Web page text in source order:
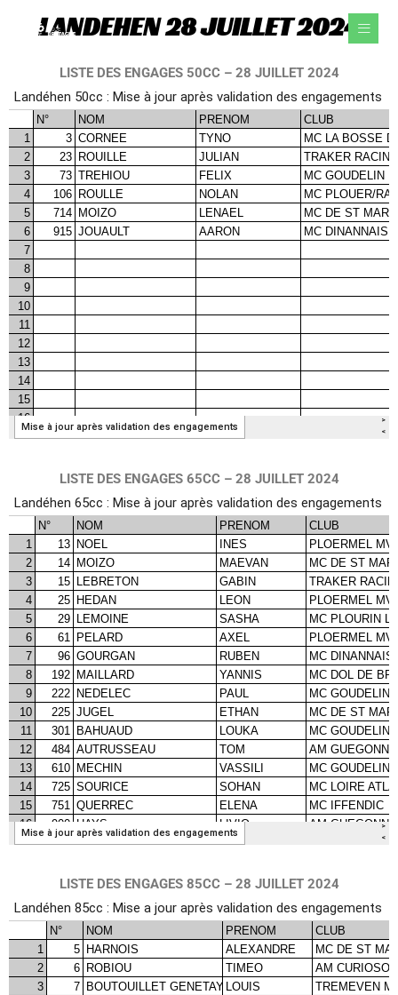
LANDEHEN 28 JUILLET 2024
LISTE DES ENGAGES 50CC – 28 JUILLET 2024
LISTE DES ENGAGES 65CC – 28 JUILLET 2024
LISTE DES ENGAGES 85CC – 28 JUILLET 2024